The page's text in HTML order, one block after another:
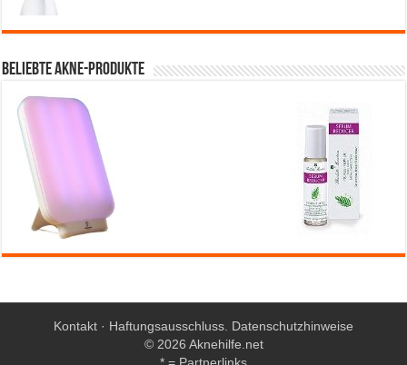
Beliebte Akne-Produkte
Kontakt · Haftungsausschluss Datenschutzhinweise
© 2026 Aknehilfe.net
* = Partnerlinks